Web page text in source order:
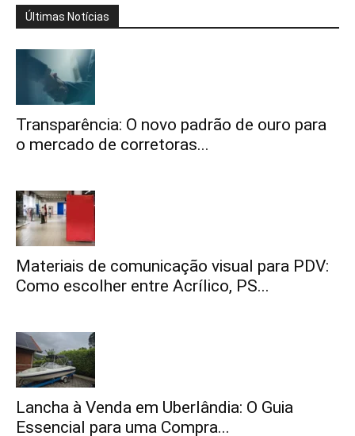
Últimas Notícias
Transparência: O novo padrão de ouro para
o mercado de corretoras...
Materiais de comunicação visual para PDV:
Como escolher entre Acrílico, PS...
Lancha à Venda em Uberlândia: O Guia
Essencial para uma Compra...